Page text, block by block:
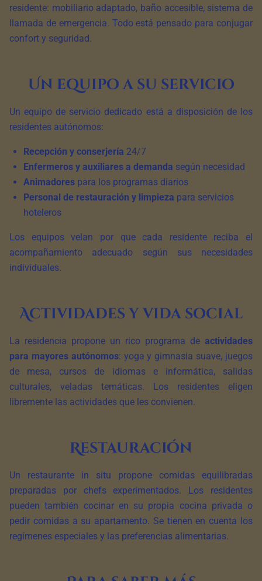
residente: mobiliario adaptado, baño accesible, sistema de
llamada de emergencia. Todo está pensado para conjugar
confort y seguridad.
Un equipo a su servicio
Un equipo de servicio dedicado está a disposición de los
residentes autónomos:
Recepción y conserjería 24/7
Enfermeros y auxiliares a demanda según necesidad
Animadores para los programas diarios
Personal de restauración y limpieza para servicios
hoteleros
Los equipos velan por que cada residente reciba el
acompañamiento adecuado según sus necesidades
individuales.
Actividades y vida social
La residencia propone un rico programa de actividades
para mayores autónomos: yoga y gimnasia suave, juegos
de mesa, cursos de idiomas e informática, salidas
culturales, veladas temáticas. Los residentes eligen
libremente las actividades que les convienen.
Restauración
Un restaurante in situ propone comidas equilibradas
preparadas por chefs experimentados. Los residentes
pueden también cocinar en su propia cocina privada o
pedir comidas a su apartamento. Se tienen en cuenta los
regímenes especiales y las preferencias alimentarias.